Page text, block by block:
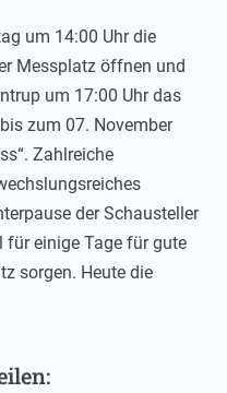
um 14:00 Uhr die
Messplatz öffnen und
um 17:00 Uhr das
zum 07. November
Zahlreiche
der Schausteller
einige Tage für gute
sorgen. Heute die